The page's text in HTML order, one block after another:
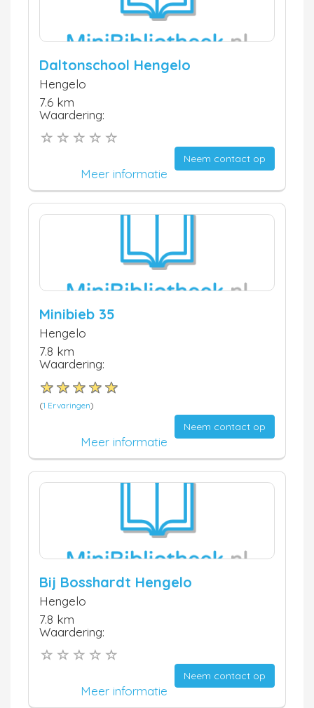
Daltonschool Hengelo
Hengelo
7.6 km
Waardering:
Neem contact op
Meer informatie
Minibieb 35
Hengelo
7.8 km
Waardering:
(1 Ervaringen)
Neem contact op
Meer informatie
Bij Bosshardt Hengelo
Hengelo
7.8 km
Waardering:
Neem contact op
Meer informatie